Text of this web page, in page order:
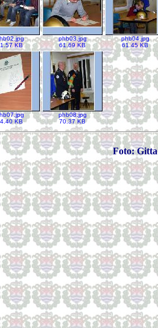
KB
phb03.jpg
61.69 KB
phb04.jpg
61.45 KB
KB
phb08.jpg
70.37 KB
Foto: Gitta